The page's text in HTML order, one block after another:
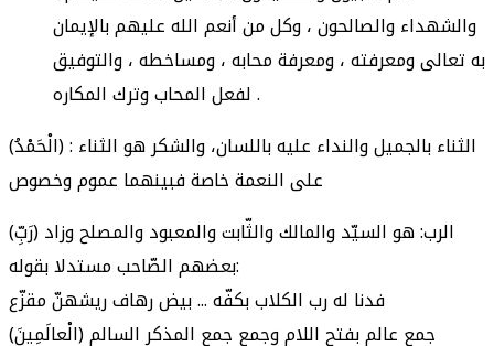
والشهداء والصالحون ، وكل من أنعم الله عليهم بالإيمان
به تعالى ومعرفته ، ومعرفة محابه ، ومساخطه ، والتوفيق
لفعل المحاب وترك المكاره .
(الْحَمْدُ) : الثناء بالجميل والنداء عليه باللسان، والشكر هو الثناء
(رَبِّ) الرب: هو السيّد والمالك والثّابت والمعبود والمصلح وزاد
بعضهم الصّاحب مستدلا بقوله:
فدنا له رب الكلاب بكفّه ... بيض رهاف ريشهنّ مقزّع
(الْعالَمِينَ) جمع عالم بفتح اللام وجمع جمع المذكر السالم